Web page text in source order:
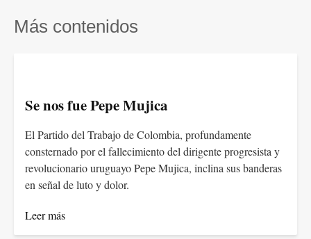
Más contenidos
Se nos fue Pepe Mujica
El Partido del Trabajo de Colombia, profundamente
consternado por el fallecimiento del dirigente progresista y
revolucionario uruguayo Pepe Mujica, inclina sus banderas
en señal de luto y dolor.
Leer más